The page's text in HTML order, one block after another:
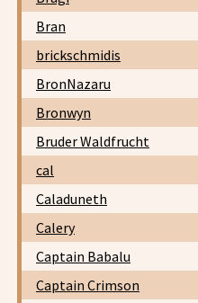
Bran
brickschmidis
BronNazaru
Bronwyn
Bruder Waldfrucht
cal
Caladuneth
Calery
Captain Babalu
Captain Crimson